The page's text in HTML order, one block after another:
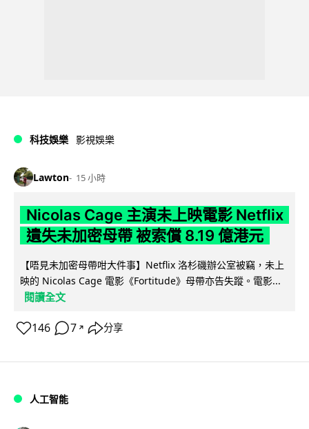
科技娛樂 影視娛樂
Lawton 15 小時
Nicolas Cage 主演未上映電影 Netflix
遺失未加密母帶 被索償 8.19 億港元
【唔見未加密母帶咁大件事】Netflix 洛杉磯辦公室被竊，未上
映的 Nicolas Cage 電影《Fortitude》母帶亦告失蹤。電影...
閱讀全文
146 7 ↗ 分享
人工智能